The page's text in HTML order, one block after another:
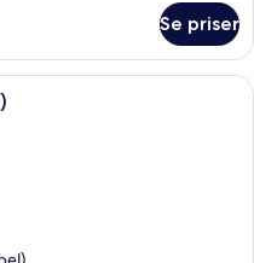
Se priser
på rommet,